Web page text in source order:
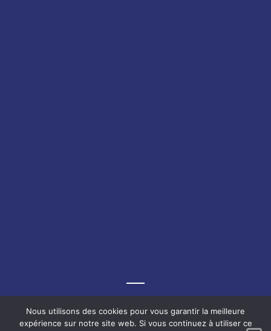
Graf-Recke-Strasse 220, 40237 Düsseldorf, Allemagne
Nous utilisons des cookies pour vous garantir la meilleure
expérience sur notre site web. Si vous continuez à utiliser ce